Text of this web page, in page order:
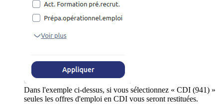
Dans l'exemple ci-dessus, si vous sélectionnez « CDI (941) »
seules les offres d'emploi en CDI vous seront restituées.